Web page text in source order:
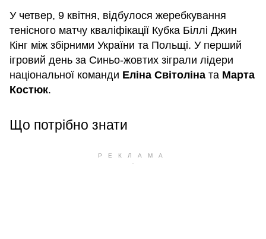
У четвер, 9 квітня, відбулося жеребкування
тенісного матчу кваліфікації Кубка Біллі Джин
Кінг між збірними України та Польщі. У перший
ігровий день за Синьо-жовтих зіграли лідери
національної команди Еліна Світоліна та Марта
Костюк.
Що потрібно знати